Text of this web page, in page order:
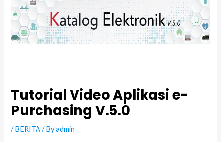
Tutorial Video Aplikasi e-
Purchasing V.5.0
/BERITA/ Byadmin